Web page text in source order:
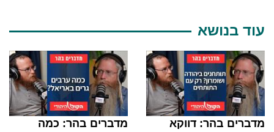
עוד בנושא
מדברים בהר: דווקא
מדברים בהר: כמה